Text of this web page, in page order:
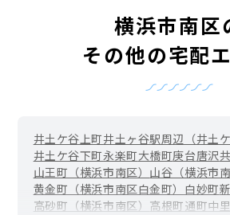
横浜市南区
その他の宅配
井土ケ谷上町井土ヶ谷駅周辺（井土ケ
井土ケ谷下町永楽町大橋町庚台唐沢
山王町（横浜市南区） 山谷（横浜市
黄金町（横浜市南区白金町） 白妙町
高砂町（横浜市南区） 高根町通町中